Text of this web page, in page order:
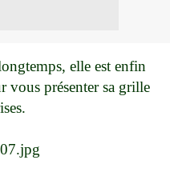
elle est enfin
vous présenter sa grille